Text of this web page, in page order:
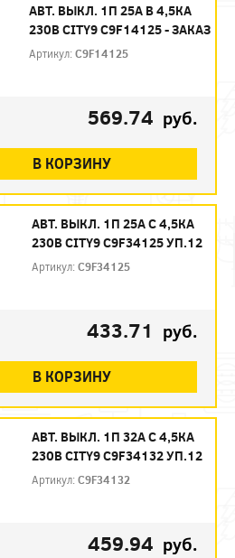
АВТ. ВЫКЛ. 1П 25А B 4,5КА
230В CITY9 C9F14125 - ЗАКАЗ
Артикул:C9F14125
569.74 руб.
В КОРЗИНУ
АВТ. ВЫКЛ. 1П 25А С 4,5КА
230В CITY9 C9F34125 УП.12
Артикул:C9F34125
433.71 руб.
В КОРЗИНУ
АВТ. ВЫКЛ. 1П 32А С 4,5КА
230В CITY9 C9F34132 УП.12
Артикул:C9F34132
459.94 руб.